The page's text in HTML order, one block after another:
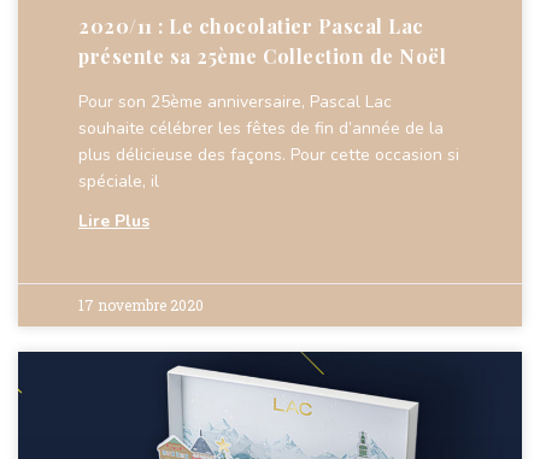
2020/11 : Le chocolatier Pascal Lac
présente sa 25ème Collection de Noël
Pour son 25ème anniversaire, Pascal Lac
souhaite célébrer les fêtes de fin d’année de la
plus délicieuse des façons. Pour cette occasion si
spéciale, il
Lire Plus
17 novembre 2020